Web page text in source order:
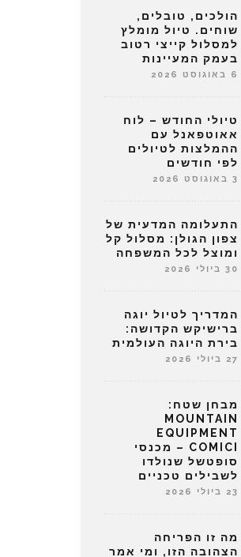
הולכים, טובלים,
שוחים. טיול מומלץ
למסלול קייצי רטוב
בעמק המעיינות
6 באוגוסט 2026
טיולי החודש – לוח
אאוטפאנל עם
ההמלצות לטיולים
לפי חודשים
3 באוגוסט 2026
התעלומה המדעית של
צפון הגולן: מסלול קל
ומוצל לכל המשפחה
30 ביולי 2026
המדריך לטיול יוגה
ברישיקש הקדושה:
בירת היוגה העולמית
27 ביולי 2026
מבחן שטח:
MOUNTAIN
EQUIPMENT
COMICI – מכנסי
סופטשל שנולדו
לשבילים טכניים
23 ביולי 2026
מה זו הפריחה
הצהובה הזו, ומי אמר